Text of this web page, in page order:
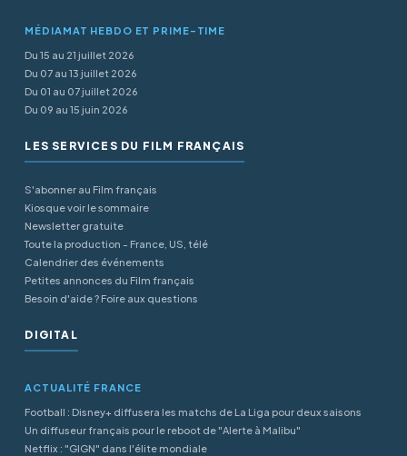
MÉDIAMAT HEBDO ET PRIME-TIME
Du 15 au 21 juillet 2026
Du 07 au 13 juillet 2026
Du 01 au 07 juillet 2026
Du 09 au 15 juin 2026
LES SERVICES DU FILM FRANÇAIS
S'abonner au Film français
Kiosque voir le sommaire
Newsletter gratuite
Toute la production - France, US, télé
Calendrier des événements
Petites annonces du Film français
Besoin d'aide ? Foire aux questions
DIGITAL
ACTUALITÉ FRANCE
Football : Disney+ diffusera les matchs de La Liga pour deux saisons
Un diffuseur français pour le reboot de "Alerte à Malibu"
Netflix : "GIGN" dans l'élite mondiale